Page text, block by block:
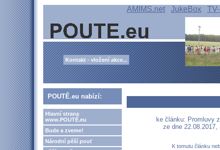
AMIMS.net JukeBox
Kontakt - vložení akce...
POUTĚ.eu nabízí:
Hlavní strana
www.POUTĚ.eu
Bude a zveme!
Národní pěší pouť
ke článku: Promluvy
ze dne
K tomutu článku